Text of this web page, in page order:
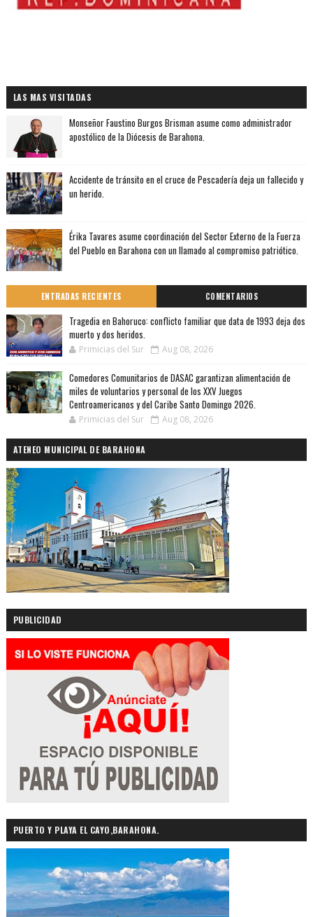
LAS MAS VISITADAS
Monseñor Faustino Burgos Brisman asume como administrador
apostólico de la Diócesis de Barahona.
Accidente de tránsito en el cruce de Pescadería deja un fallecido y
un herido.
Érika Tavares asume coordinación del Sector Externo de la Fuerza
del Pueblo en Barahona con un llamado al compromiso patriótico.
ENTRADAS RECIENTES COMENTARIOS
Tragedia en Bahoruco: conflicto familiar que data de 1993 deja dos
muerto y dos heridos.
Primicias del Sur Aug 08, 2026
Comedores Comunitarios de DASAC garantizan alimentación de
miles de voluntarios y personal de los XXV Juegos
Centroamericanos y del Caribe Santo Domingo 2026.
Primicias del Sur Aug 08, 2026
ATENEO MUNICIPAL DE BARAHONA
PUBLICIDAD
PUERTO Y PLAYA EL CAYO,BARAHONA.